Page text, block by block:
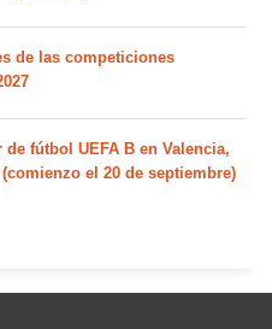
de las competiciones
fútbol UEFA B en Valencia,
el 20 de septiembre)